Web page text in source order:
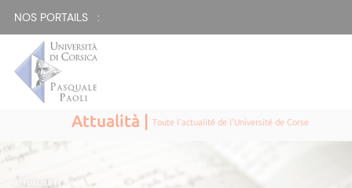
NOS PORTAILS :
Attualità |Toute l'actualité de l'Université de Corse
ATTUALITÀ|